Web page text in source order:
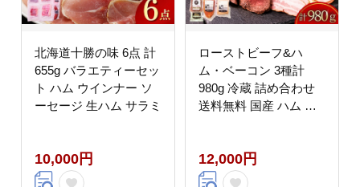
北海道十勝の味 6点 計
655g バラエティーセッ
ト ハム ウインナー ソ
ーセージ 生ハム サラミ
10,000円
ローストビーフ&ハ
ム・ベーコン 3種計
980g 冷蔵 詰め合わせ
送料無料 国産 ハム ベ
12,000円